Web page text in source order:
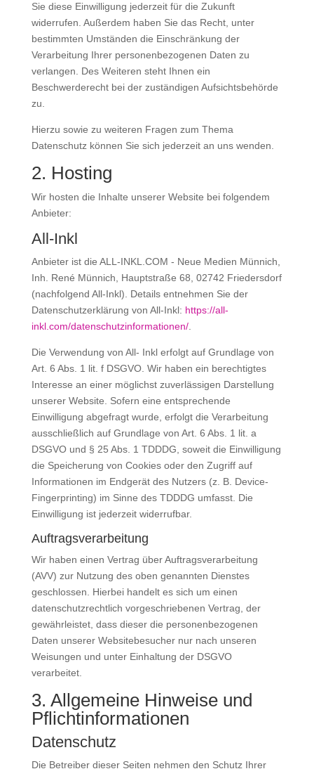
Sie diese Einwilligung jederzeit für die Zukunft
widerrufen. Außerdem haben Sie das Recht, unter
bestimmten Umständen die Einschränkung der
Verarbeitung Ihrer personenbezogenen Daten zu
verlangen. Des Weiteren steht Ihnen ein
Beschwerderecht bei der zuständigen Aufsichtsbehörde
zu.
Hierzu sowie zu weiteren Fragen zum Thema
Datenschutz können Sie sich jederzeit an uns wenden.
2. Hosting
Wir hosten die Inhalte unserer Website bei folgendem
Anbieter:
All-Inkl
Anbieter ist die ALL-INKL.COM - Neue Medien Münnich,
Inh. René Münnich, Hauptstraße 68, 02742 Friedersdorf
(nachfolgend All-Inkl). Details entnehmen Sie der
Datenschutzerklärung von All-Inkl: https://all-
inkl.com/datenschutzinformationen/.
Die Verwendung von All- Inkl erfolgt auf Grundlage von
Art. 6 Abs. 1 lit. f DSGVO. Wir haben ein berechtigtes
Interesse an einer möglichst zuverlässigen Darstellung
unserer Website. Sofern eine entsprechende
Einwilligung abgefragt wurde, erfolgt die Verarbeitung
ausschließlich auf Grundlage von Art. 6 Abs. 1 lit. a
DSGVO und § 25 Abs. 1 TDDDG, soweit die Einwilligung
die Speicherung von Cookies oder den Zugriff auf
Informationen im Endgerät des Nutzers (z. B. Device-
Fingerprinting) im Sinne des TDDDG umfasst. Die
Einwilligung ist jederzeit widerrufbar.
Auftragsverarbeitung
Wir haben einen Vertrag über Auftragsverarbeitung
(AVV) zur Nutzung des oben genannten Dienstes
geschlossen. Hierbei handelt es sich um einen
datenschutzrechtlich vorgeschriebenen Vertrag, der
gewährleistet, dass dieser die personenbezogenen
Daten unserer Websitebesucher nur nach unseren
Weisungen und unter Einhaltung der DSGVO
verarbeitet.
3. Allgemeine Hinweise und
Pflicht­informationen
Datenschutz
Die Betreiber dieser Seiten nehmen den Schutz Ihrer